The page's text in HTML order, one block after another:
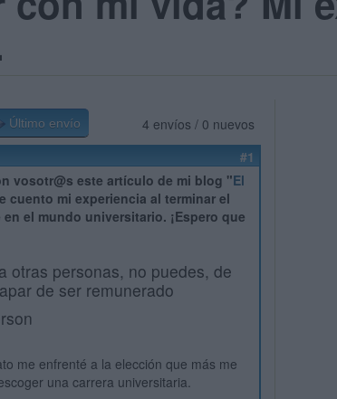
4 envíos / 0 nuevos
Último envío
#1
vosotr@s este artículo de mi blog "El
cuento mi experiencia al terminar el
el mundo universitario. ¡Espero que
otras personas, no puedes, de
de ser remunerado
me enfrenté a la elección que más me
una carrera universitaria.